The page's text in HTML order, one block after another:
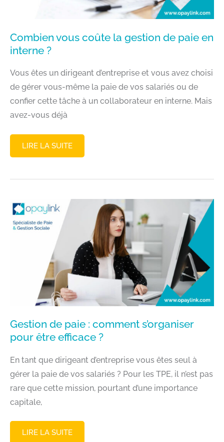
Combien vous coûte la gestion de paie en
interne ?
Vous êtes un dirigeant d’entreprise et vous avez choisi
de gérer vous-même la paie de vos salariés ou de
confier cette tâche à un collaborateur en interne. Mais
avez-vous déjà
COMBIEN
VOUS
LA
PAIE
EN
LIRE LA SUITE
Gestion de paie : comment s’organiser
pour être efficace ?
En tant que dirigeant d’entreprise vous êtes seul à
gérer la paie de vos salariés ? Pour les TPE, il n’est pas
rare que cette mission, pourtant d’une importance
capitale,
GESTION
LIRE LA SUITE